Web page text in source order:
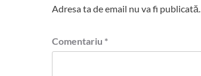
Adresa ta de email nu va fi publicată.
Comentariu *